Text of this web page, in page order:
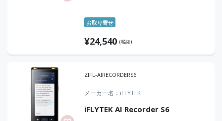
お取り寄せ
¥24,540 (税抜)
ZIFL-AIRECORDERS6
メーカー名 iFLYTEK
iFLYTEK AI Recorder S6